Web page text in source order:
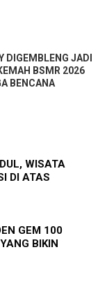
DIGEMBLENG JADI
BSMR 2026
BENCANA
WISATA
DI ATAS
GEM 100
BIKIN